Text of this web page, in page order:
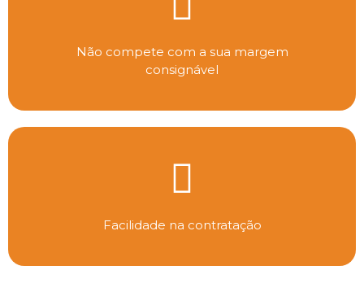
Não compete com a sua margem
consignável
Facilidade na contratação